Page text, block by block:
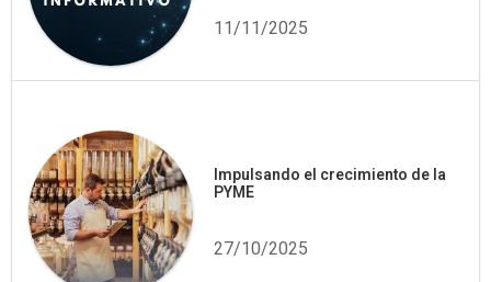
11/11/2025
Impulsando el crecimiento de la
PYME
27/10/2025